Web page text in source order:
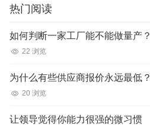
热门阅读
如何判断一家工厂能不能做量产？
22 浏览
为什么有些供应商报价永远最低？
20 浏览
让领导觉得你能力很强的微习惯